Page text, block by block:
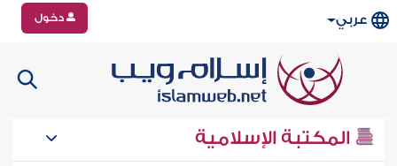
عربي دخول
المكتبة الإسلامية